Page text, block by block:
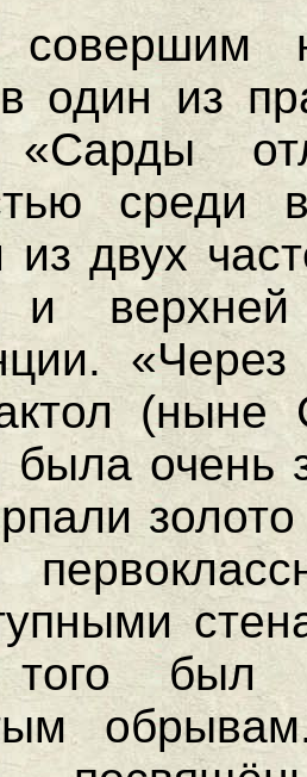
совершим
один из
среди
из двух
и
была очень
был